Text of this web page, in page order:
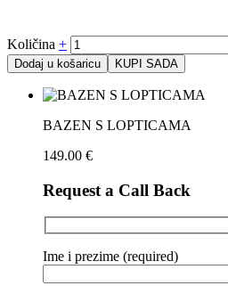
Količina +
Dodaj u košaricu KUPI SADA
BAZEN S LOPTICAMA
149.00 €
Request a Call Back
Ime i prezime (required)